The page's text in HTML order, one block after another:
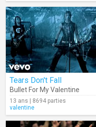
Tears Don't Fall
Bullet For My Valentine
13 ans | 8694 parties
valentine